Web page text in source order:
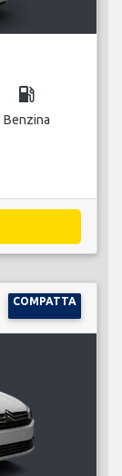
local_gas_station
Benzina
COMPATTA